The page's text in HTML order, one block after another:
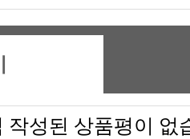
작성된 상품평이 없